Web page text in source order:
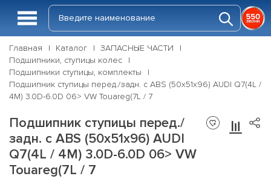
Главная Каталог
ЗАПАСНЫЕ ЧАСТИ
Подшипники, ступицы колес
Подшипники ступицы, комплекты
Подшипник ступицы перед./задн. с ABS (50x51x96) AUDI Q7(4L /
4M) 3.0D-6.0D 06> VW Touareg(7L / 7
Подшипник ступицы перед./
задн. с ABS (50x51x96) AUDI
Q7(4L / 4M) 3.0D-6.0D 06> VW
Touareg(7L / 7